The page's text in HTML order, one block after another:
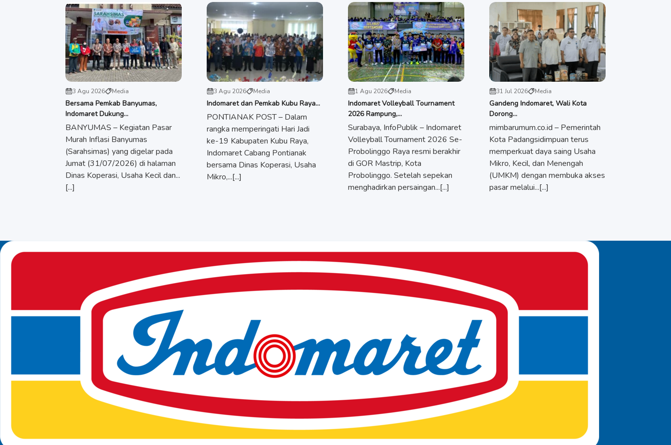
3 Agu 2026 Media
Bersama Pemkab Banyumas,
Indomaret Dukung...
BANYUMAS – Kegiatan Pasar
Murah Inflasi Banyumas
(Sarahsimas) yang digelar pada
Jumat (31/07/2026) di halaman
Dinas Koperasi, Usaha Kecil dan...
[...]
3 Agu 2026 Media
Indomaret dan Pemkab Kubu Raya...
PONTIANAK POST – Dalam
rangka memperingati Hari Jadi
ke-19 Kabupaten Kubu Raya,
Indomaret Cabang Pontianak
bersama Dinas Koperasi, Usaha
Mikro,...[...]
1 Agu 2026 Media
Indomaret Volleyball Tournament
2026 Rampung,...
Surabaya, InfoPublik – Indomaret
Volleyball Tournament 2026 Se-
Probolinggo Raya resmi berakhir
di GOR Mastrip, Kota
Probolinggo. Setelah sepekan
menghadirkan persaingan...[...]
31 Jul 2026 Media
Gandeng Indomaret, Wali Kota
Dorong...
mimbarumum.co.id – Pemerintah
Kota Padangsidimpuan terus
memperkuat daya saing Usaha
Mikro, Kecil, dan Menengah
(UMKM) dengan membuka akses
pasar melalui...[...]